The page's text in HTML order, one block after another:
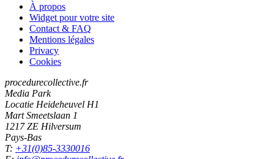
À propos
Widget pour votre site
Contact & FAQ
Mentions légales
Privacy
Cookies
procedurecollective.fr
Media Park
Locatie Heideheuvel H1
Mart Smeetslaan 1
1217 ZE Hilversum
Pays-Bas
T: +31(0)85-3330016